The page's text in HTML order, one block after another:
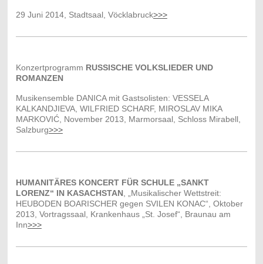
29 Juni 2014, Stadtsaal, Vöcklabruck>>>
Konzertprogramm RUSSISCHE VOLKSLIEDER UND
ROMANZEN
Musikensemble DANICA mit Gastsolisten: VESSELA
KALKANDJIEVA, WILFRIED SCHARF, MIROSLAV MIKA
MARKOVIĆ, November 2013, Marmorsaal, Schloss Mirabell,
Salzburg>>>
HUMANITÄRES KONCERT FÜR SCHULE „SANKT
LORENZ“ IN KASACHSTAN, „Musikalischer Wettstreit:
HEUBODEN BOARISCHER gegen SVILEN KONAC“, Oktober
2013, Vortragssaal, Krankenhaus „St. Josef“, Braunau am
Inn>>>